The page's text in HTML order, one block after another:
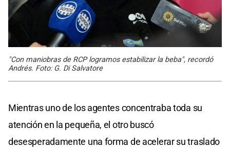
"Con maniobras de RCP logramos estabilizar la beba", recordó
Andrés. Foto: G. Di Salvatore
Mientras uno de los agentes concentraba toda su
atención en la pequeña, el otro buscó
desesperadamente una forma de acelerar su traslado